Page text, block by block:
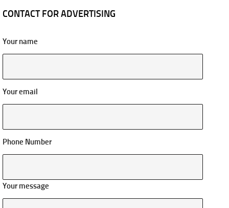
CONTACT FOR ADVERTISING
Your name
Your email
Phone Number
Your message